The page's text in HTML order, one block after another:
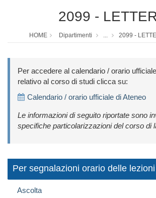
2099 -
HOME Dipartimenti ... 2099 -
Per accedere al calendario / orario
relativo al corso di studi clicca su:
Calendario / orario ufficiale di Ateneo
Le informazioni di seguito riportate sono
specifiche particolarizzazioni del corso di
Per segnalazioni orario delle lezioni
Ascolta